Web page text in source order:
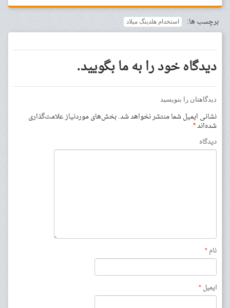
برچسب ها: استخدام هلدینگ میلاد
دیدگاه خود را به ما بگویید.
دیدگاهتان را بنویسید
نشانی ایمیل شما منتشر نخواهد شد.بخش‌های موردنیاز علامت‌گذاری
شده‌اند*
دیدگاه
نام*
ایمیل*